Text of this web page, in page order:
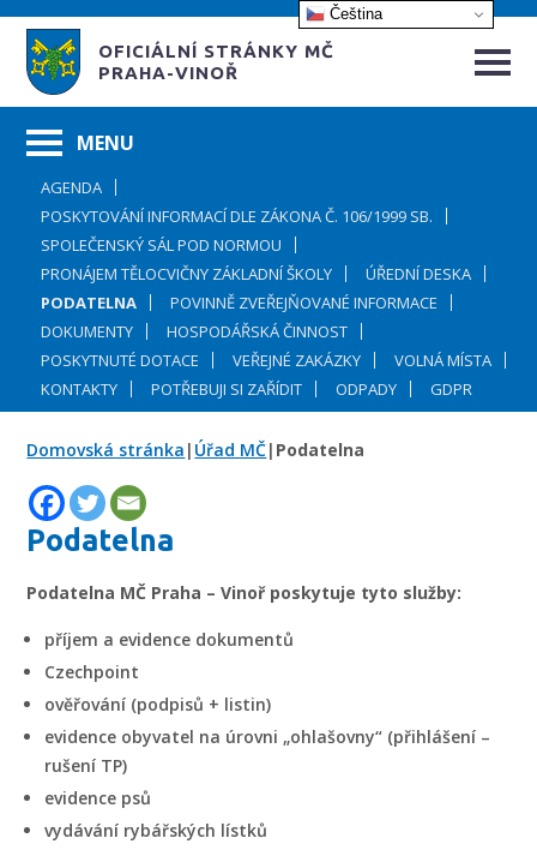
OFICIÁLNÍ STRÁNKY MČ
PRAHA-VINOŘ
AGENDA
POSKYTOVÁNÍ INFORMACÍ DLE ZÁKONA Č. 106/1999 SB.
SPOLEČENSKÝ SÁL POD NORMOU
PRONÁJEM TĚLOCVIČNY ZÁKLADNÍ ŠKOLY
ÚŘEDNÍ DESKA
PODATELNA
POVINNĚ ZVEŘEJŇOVANÉ INFORMACE
DOKUMENTY
HOSPODÁŘSKÁ ČINNOST
POSKYTNUTÉ DOTACE
VEŘEJNÉ ZAKÁZKY
VOLNÁ MÍSTA
KONTAKTY
POTŘEBUJI SI ZAŘÍDIT ODPADY GDPR
Domovská stránka | Úřad MČ| Podatelna
Podatelna
Podatelna MČ Praha – Vinoř poskytuje tyto služby:
příjem a evidence dokumentů
Czechpoint
ověřování (podpisů + listin)
evidence obyvatel na úrovni „ohlašovny“ (přihlášení –
rušení TP)
evidence psů
vydávání rybářských lístků
Čeština‎